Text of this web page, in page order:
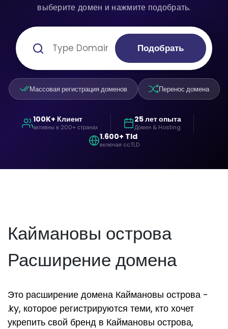
выберите домен и нажмите подобрать.
Подобрать
Массовая регистрация доменов Перенос домена
100K+ Клиент
активны в 200+ странах
25 лет опыта
Домен & Hosting
1.600+ Tld
включая ccTLD
Каймановы острова
Расширение домена
Это расширение домена Каймановы острова -
.ky, которое регистрируются теми, кто хочет
укрепить свой бренд в Каймановы острова,